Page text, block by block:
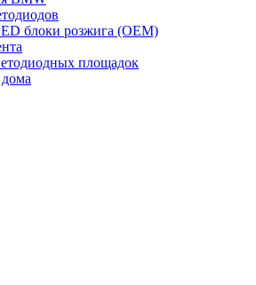
блоки розжига (OEM)
площадок